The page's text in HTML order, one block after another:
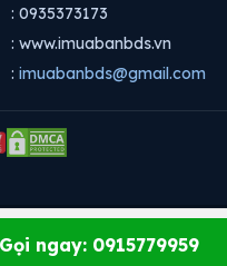
Gọi ngay: 0915779959
: 0935373173
: www.imuabanbds.vn
: imuabanbds@gmail.com